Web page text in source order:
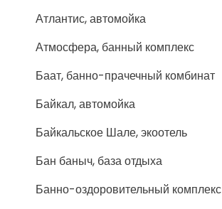
Атлантис, автомойка
Атмосфера, банный комплекс
Баат, банно-прачечный комбинат
Байкал, автомойка
Байкальское Шале, экоотель
Бан баныч, база отдыха
Банно-оздоровительный комплекс